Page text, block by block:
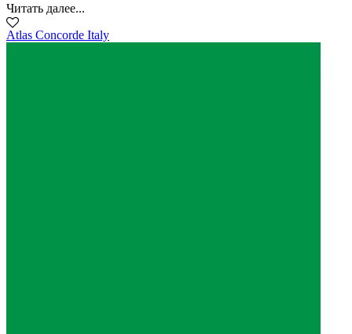
Читать далее...
Atlas Concorde Italy